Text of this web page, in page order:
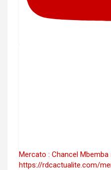
Mercato : Chancel Mbemba
https://rdcactualite.com/